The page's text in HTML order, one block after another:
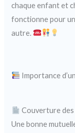
chaque enfant et
fonctionne pour
autre.
Importance
Couverture
Une bonne